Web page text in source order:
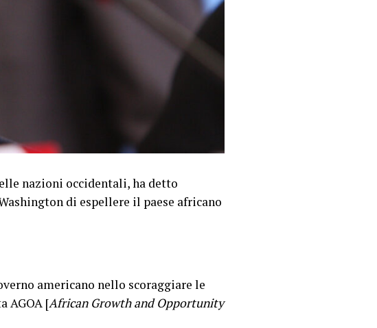
nazioni occidentali, ha detto
di espellere il paese africano
americano nello scoraggiare le
AGOA [African Growth and Opportunity